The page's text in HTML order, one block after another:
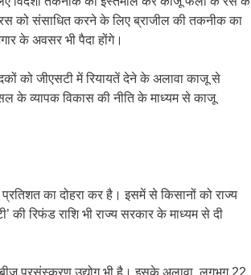
को संसाधित करने के लिए ब्राजील की तकनीक का
के अवसर भी पैदा होंगे।
को जीएसटी में रियायतें देने के अलावा काजू से
के व्यापक विकास की नीति के माध्यम से काजू
का दोहरा कर है। इसमें से किसानों को राज्य
रिफंड राशि भी राज्य सरकार के माध्यम से दी
बीज प्रसंस्करण उद्योग भी है। इसके अलावा, लगभग 22